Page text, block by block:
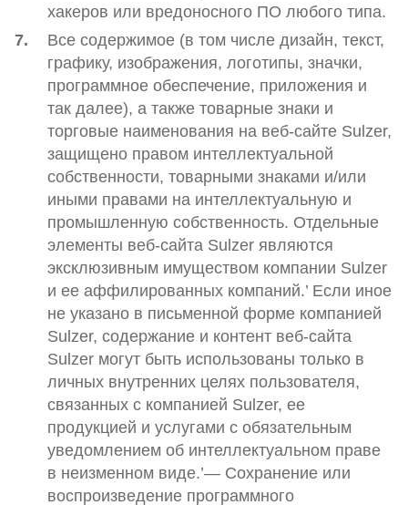
хакеров или вредоносного ПО любого типа.
Все содержимое (в том числе дизайн, текст,
графику, изображения, логотипы, значки,
программное обеспечение, приложения и
так далее), а также товарные знаки и
торговые наименования на веб-сайте Sulzer,
защищено правом интеллектуальной
собственности, товарными знаками и/или
иными правами на интеллектуальную и
промышленную собственность. Отдельные
элементы веб-сайта Sulzer являются
эксклюзивным имуществом компании Sulzer
и ее аффилированных компаний.’ Если иное
не указано в письменной форме компанией
Sulzer, содержание и контент веб-сайта
Sulzer могут быть использованы только в
личных внутренних целях пользователя,
связанных с компанией Sulzer, ее
продукцией и услугами с обязательным
уведомлением об интеллектуальном праве
в неизменном виде.’— Сохранение или
воспроизведение программного